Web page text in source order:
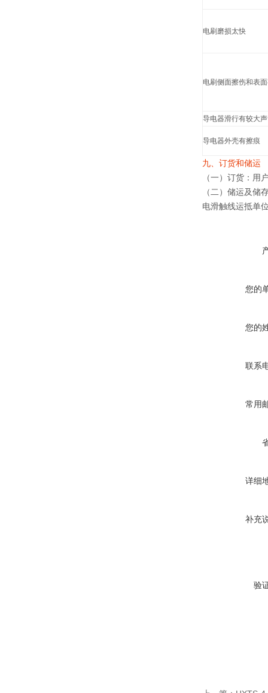
电刷磨损太快
电刷侧面擦伤和表
导电器滑行有较大
导电器外壳有擦痕
九、订货和储运
（一）订货：用
（二）储运及储
电滑触线运抵单
您的
您的
联系
常用
详细
补充
验